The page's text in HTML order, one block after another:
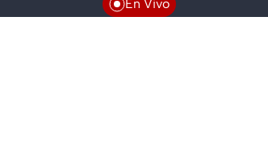
En Vivo